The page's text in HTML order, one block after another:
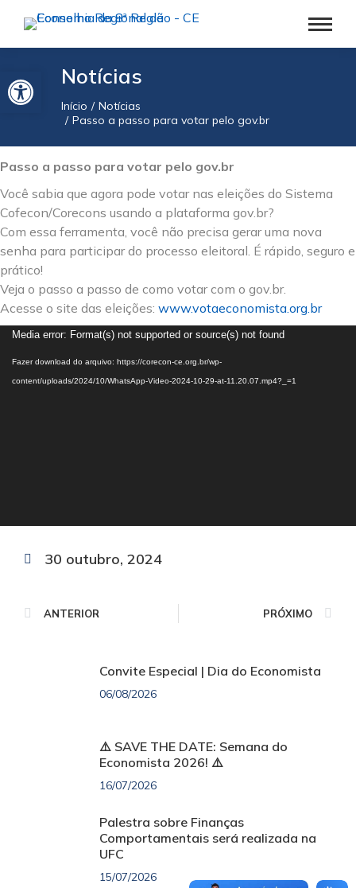
Barra de Ferramentas AbertaNotícias
Você está aqui:
Início
Notícias
Passo a passo para votar pelo gov.br
Passo a passo para votar pelo gov.br
Você sabia que agora pode votar nas eleições do Sistema
Cofecon/Corecons usando a plataforma gov.br?
Com essa ferramenta, você não precisa gerar uma nova
senha para participar do processo eleitoral. É rápido, seguro e
prático!
Veja o passo a passo de como votar com o gov.br.
Acesse o site das eleições: www.votaeconomista.org.br
Tocador
Media error: Format(s) not supported or source(s) not found
Fazer download do arquivo: https://corecon-ce.org.br/wp-
content/uploads/2024/10/WhatsApp-Video-2024-10-29-at-11.20.07.mp4?_=1
30 outubro, 2024
ANTERIOR PRÓXIMO
Convite Especial | Dia do Economista
06/08/2026
⚠️ SAVE THE DATE: Semana do
Economista 2026! ⚠️
16/07/2026
Palestra sobre Finanças
Comportamentais será realizada na
UFC
15/07/2026